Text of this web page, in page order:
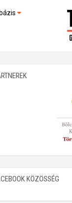
(feltöltés alatt)
KÖZÖSSÉG